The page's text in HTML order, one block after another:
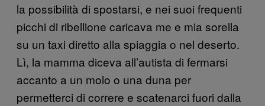
la possibilità di spostarsi, e nei suoi frequenti
picchi di ribellione caricava me e mia sorella
su un taxi diretto alla spiaggia o nel deserto.
Lì, la mamma diceva all’autista di fermarsi
accanto a un molo o una duna per
permetterci di correre e scatenarci fuori dalla